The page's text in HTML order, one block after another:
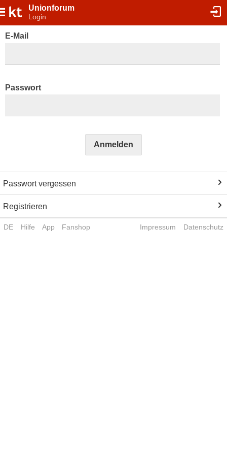
Unionforum
Login
E-Mail
Passwort
Anmelden
Passwort vergessen
Registrieren
DE Hilfe App Fanshop Impressum Datenschutz